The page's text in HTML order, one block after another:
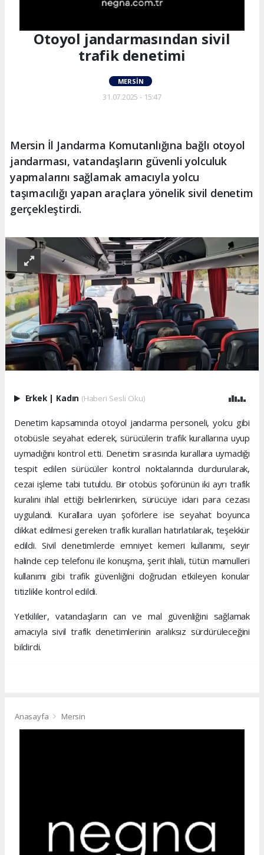
Otoyol jandarmasından sivil
trafik denetimi
MERSIN
31.07.2025 - 15:47
Mersin İl Jandarma Komutanlığına bağlı otoyol
jandarması, vatandaşların güvenli yolculuk
yapmalarını sağlamak amacıyla yolcu
taşımacılığı yapan araçlara yönelik sivil denetim
gerçekleştirdi.
Erkek | Kadın (Haberi Sesli Oku)
Denetim kapsamında otoyol jandarma personeli, yolcu gibi
otobüsle seyahat ederek, sürücülerin trafik kurallarına uyup
uymadığını kontrol etti. Denetim sırasında kurallara uymadığı
tespit edilen sürücüler kontrol noktalarında durdurularak,
cezai işleme tabi tutuldu. Bir otobüs şoförünün iki ayrı trafik
kuralını ihlal ettiği belirlenirken, sürücüye idari para cezası
uygulandı. Kurallara uyan şoförlere ise seyahat boyunca
dikkat edilmesi gereken trafik kuralları hatırlatılarak, teşekkür
edildi. Sivil denetimlerde emniyet kemeri kullanımı, seyir
halinde cep telefonu ile konuşma, şerit ihlali, tütün mamulleri
kullanımı gibi trafik güvenliğini doğrudan etkileyen konular
titizlikle kontrol edildi.
Yetkililer, vatandaşların can ve mal güvenliğini sağlamak
amacıyla sivil trafik denetimlerinin aralıksız sürdürüleceğini
bildirdi.
Anasayfa Mersin